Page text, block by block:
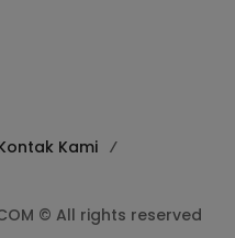
Kami
© All rights reserved